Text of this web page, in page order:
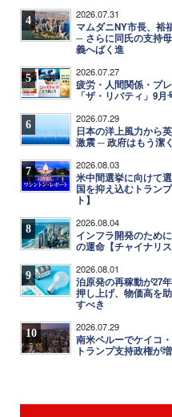
4 2026.07.31
マムダニNY市長、裕
─ さらに同氏の支持
義へばく進
5 2026.07.27
疲労・人間関係・プ
「ザ・リバティ」9
6 2026.07.29
日本の洋上風力から
激震 ─ 政府はもう潔
7 2026.08.03
米中間選挙に向けて
国を抑え込むトラン
ト】
8 2026.08.04
インフラ開発のため
の運命【チャイナリス
9 2026.08.01
泊原発の再稼動が27
押し上げ、物価高を
すべき
10 2026.07.29
南米ペルーでケイコ
トランプ支持政権が